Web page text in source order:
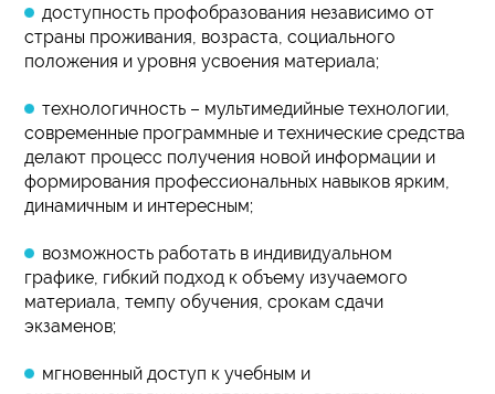
доступность профобразования независимо от
страны проживания, возраста, социального
положения и уровня усвоения материала;
технологичность – мультимедийные технологии,
современные программные и технические средства
делают процесс получения новой информации и
формирования профессиональных навыков ярким,
динамичным и интересным;
возможность работать в индивидуальном
графике, гибкий подход к объему изучаемого
материала, темпу обучения, срокам сдачи
экзаменов;
мгновенный доступ к учебным и